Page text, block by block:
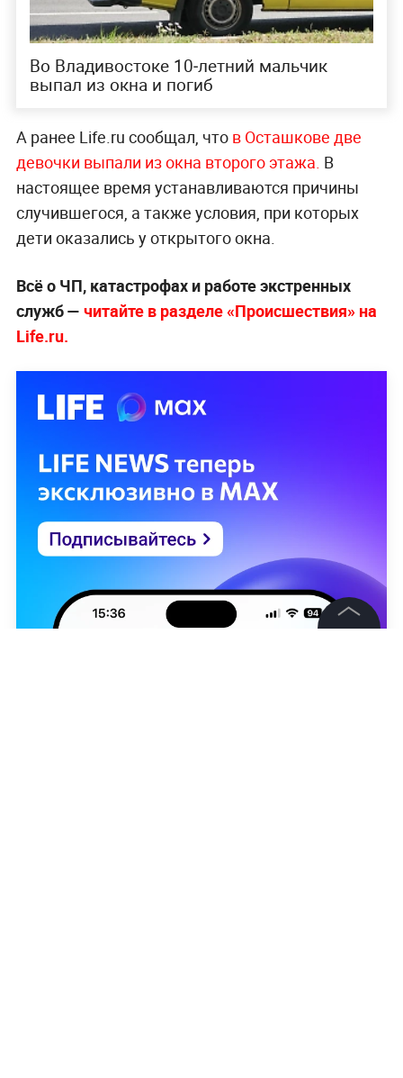
Во Владивостоке 10‑летний мальчик
выпал из окна и погиб
А ранее Life.ru сообщал, что в Осташкове две
девочки выпали из окна второго этажа. В
настоящее время устанавливаются причины
случившегося, а также условия, при которых
дети оказались у открытого окна.
Всё о ЧП, катастрофах и работе экстренных
служб — читайте в разделе «Происшествия» на
Life.ru.